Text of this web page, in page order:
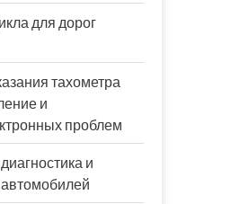
для дорог
тахометра
и
проблем
и